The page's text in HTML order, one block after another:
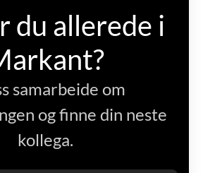
du allerede i
samarbeide om
og finne din neste
kollega.